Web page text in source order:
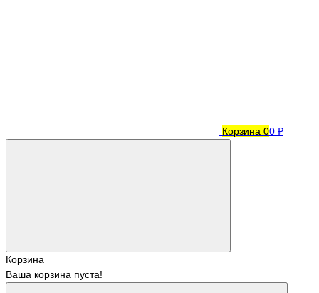
Корзина 00 ₽
Корзина
Ваша корзина пуста!